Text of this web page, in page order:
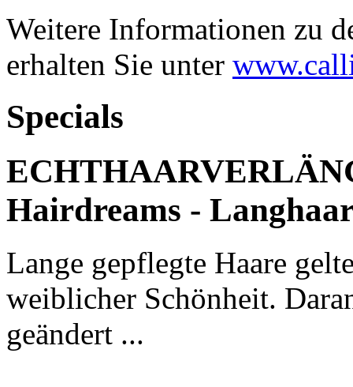
Weitere Informationen zu
erhalten Sie unter
Specials
Hairdreams -
Lange gepflegte Haare
weiblicher Schönheit.
geändert ...